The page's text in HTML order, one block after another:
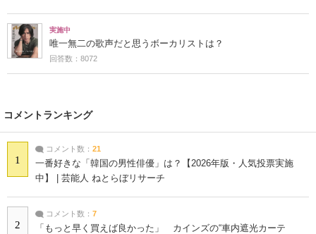
実施中
唯一無二の歌声だと思うボーカリストは？
回答数：8072
コメントランキング
1
コメント数： 21
一番好きな「韓国の男性俳優」は？【2026年版・人気投票実施
中】 | 芸能人 ねとらぼリサーチ
2
コメント数： 7
「もっと早く買えば良かった」 カインズの“車内遮光カーテ